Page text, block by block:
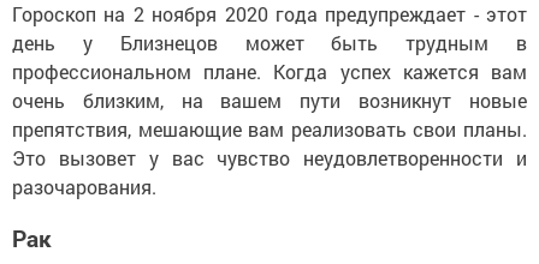
Гороскоп на 2 ноября 2020 года предупреждает - этот
день у Близнецов может быть трудным в
профессиональном плане. Когда успех кажется вам
очень близким, на вашем пути возникнут новые
препятствия, мешающие вам реализовать свои планы.
Это вызовет у вас чувство неудовлетворенности и
разочарования.
Рак